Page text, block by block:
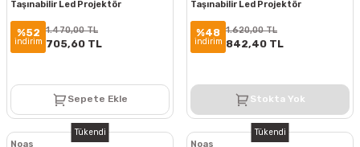
Taşınabilir Led Projektör
Aydınlatma CT-4698
%52
indirim
1.470,00 TL
705,60 TL
Sepete Ekle
Taşınabilir Led Projektör
Aydınlatma YL71-0409-S
%48
indirim
1.620,00 TL
842,40 TL
Stokta Yok
Tükendi
Noas
Tükendi
Noas